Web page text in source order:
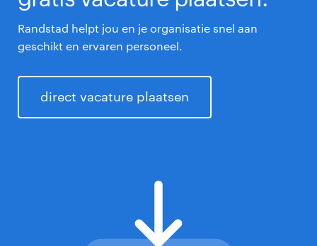
Randstad helpt jou en je organisatie snel aan
geschikt en ervaren personeel.
direct vacature plaatsen